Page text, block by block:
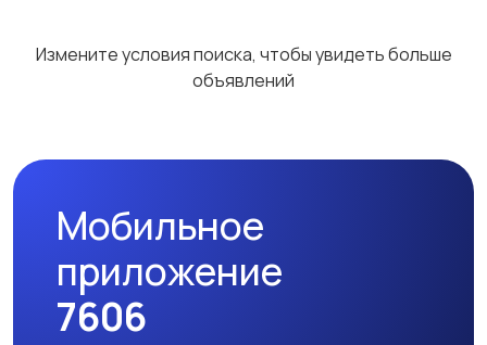
Измените условия поиска, чтобы увидеть больше
объявлений
Мобильное
приложение
7606